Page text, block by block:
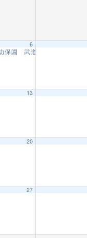
【15回目】
6
保園 武道教室」8回目
13
【16回目】
20
27